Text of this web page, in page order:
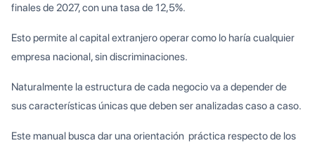
finales de 2027, con una tasa de 12,5%.
Esto permite al capital extranjero operar como lo haría cualquier
empresa nacional, sin discriminaciones.
Naturalmente la estructura de cada negocio va a depender de
sus características únicas que deben ser analizadas caso a caso.
Este manual busca dar una orientación práctica respecto de los